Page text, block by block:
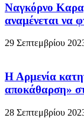
Ναγκόρνο
αναμένεται να
29 Σεπτεμβρίου
Η Αρμενία
αποκάθαρση»
28 Σεπτεμβρίου